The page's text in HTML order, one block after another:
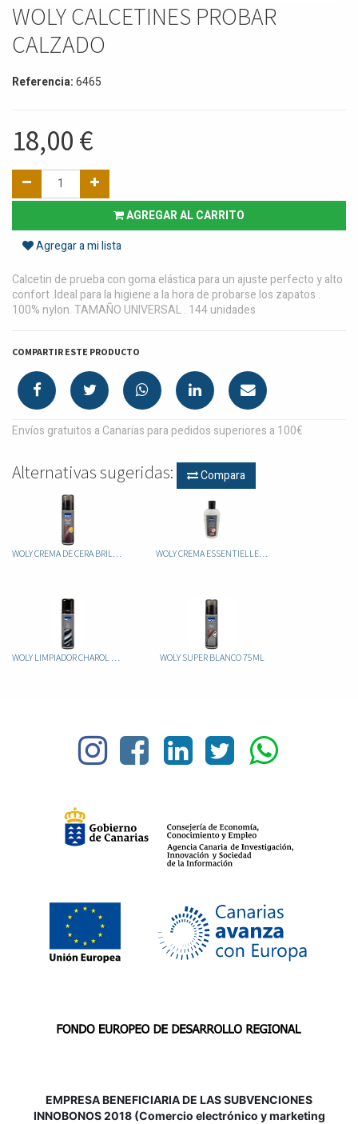
WOLY CALCETINES PROBAR
CALZADO
Referencia:6465
18,00 €
AGREGAR AL CARRITO
Agregar a mi lista
Calcetin de prueba con goma elástica para un ajuste perfecto y alto
confort .Ideal para la higiene a la hora de probarse los zapatos .
100% nylon. TAMAÑO UNIVERSAL . 144 unidades
COMPARTIR ESTE PRODUCTO
Envíos gratuitos a Canarias para pedidos superiores a 100€
Alternativas sugeridas: Compara
WOLY SUPER BLANCO 75ML
EMPRESA BENEFICIARIA DE LAS SUBVENCIONES
INNOBONOS 2018 (Comercio electrónico y marketing